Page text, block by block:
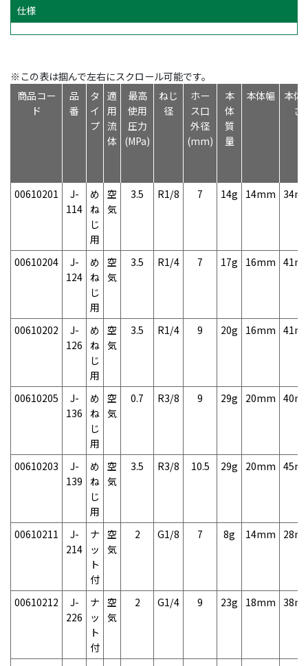
仕様
※この表は掴んで左右にスクロール可能です。
商品コー
ド
品
番
タ
イ
プ
適
用
流
体
最高
使用
圧力
(MPa)
ねじ
径
ホー
ス口
外径
(mm)
本
体
質
量
本体幅
本体
さ
00610201
J-
114
め
ね
じ
用
空
気
3.5 R1/8 7 14g 14mm
00610204
J-
124
め
ね
じ
用
空
気
3.5 R1/4 7 17g 16mm
00610202
J-
126
め
ね
じ
用
空
気
3.5 R1/4 9 20g 16mm
00610205
J-
136
め
ね
じ
用
空
気
0.7 R3/8 9 29g 20mm
00610203
J-
139
め
ね
じ
用
空
気
3.5 R3/8 10.5 29g 20mm
00610211
J-
214
ナ
ッ
ト
付
空
気
2 G1/8 7 8g 14mm
00610212
J-
226
ナ
ッ
ト
付
空
気
2 G1/4 9 23g 18mm